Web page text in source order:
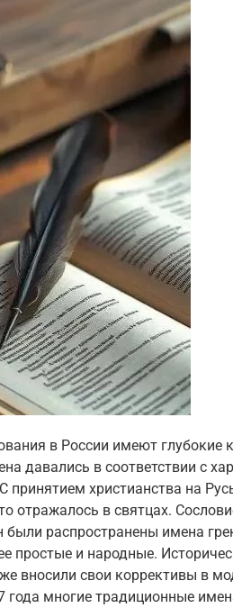
в России имеют глубокие
давались в соответствии с
принятием христианства на
отражалось в святцах.
были распространены имена
простые и народные.
вносили свои коррективы в
года многие традиционные